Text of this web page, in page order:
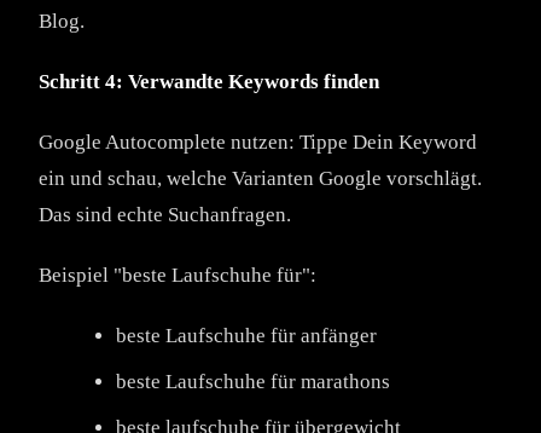
Blog.
Schritt 4: Verwandte Keywords finden
Google Autocomplete nutzen: Tippe Dein Keyword
ein und schau, welche Varianten Google vorschlägt.
Das sind echte Suchanfragen.
Beispiel "beste Laufschuhe für":
beste Laufschuhe für anfänger
beste Laufschuhe für marathons
beste laufschuhe für übergewicht